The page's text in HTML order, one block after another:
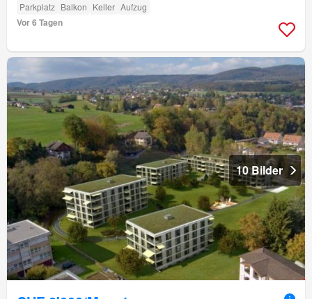
Parkplatz Balkon Keller Aufzug
Vor 6 Tagen
10 Bilder